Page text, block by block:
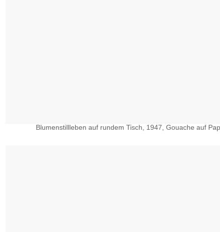
Blumenstillleben auf rundem Tisch, 1947, Gouache auf